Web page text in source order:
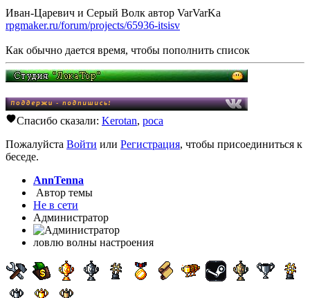
Иван-Царевич и Серый Волк автор VarVarKa
rpgmaker.ru/forum/projects/65936-itsisv
Как обычно дается время, чтобы пополнить список
Спасибо сказали: Kerotan, poca
Пожалуйста Войти или Регистрация, чтобы присоединиться к
беседе.
AnnTenna
Автор темы
Не в сети
Администратор
ловлю волны настроения